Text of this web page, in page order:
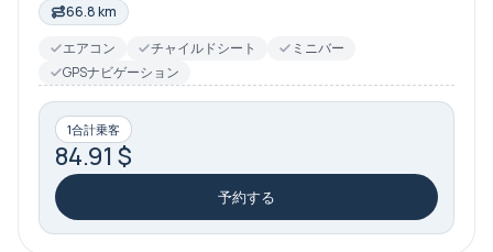
66.8 km
エアコン
チャイルドシート
ミニバー
GPSナビゲーション
1合計乗客
84.91 $
予約する